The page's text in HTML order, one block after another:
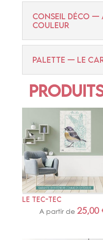
CONSEIL DÉCO —
COULEUR
PALETTE — LE
LE TEC-TEC
A partir de 25,00